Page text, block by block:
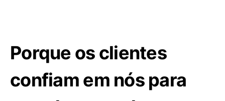
Porque os clientes
confiam em nós para